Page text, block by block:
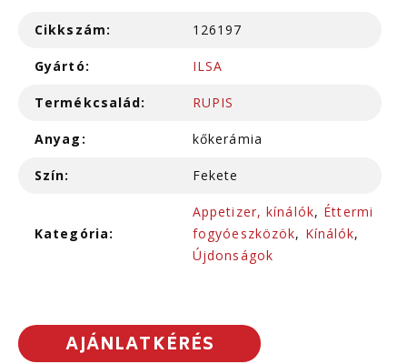
Cikkszám: 126197
Gyártó: ILSA
Termékcsalád: RUPIS
Anyag: kőkerámia
Szín: Fekete
Kategória:
Appetizer, kínálók, Éttermi
fogyóeszközök, Kínálók,
Újdonságok
AJÁNLATKÉRÉS